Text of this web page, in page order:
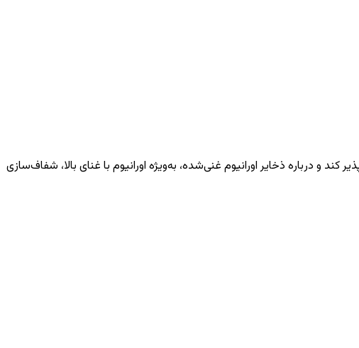
کند و درباره ذخایر اورانیوم غنی‌شده، به‌ویژه اورانیوم با غنای بالا، شفاف‌سازی